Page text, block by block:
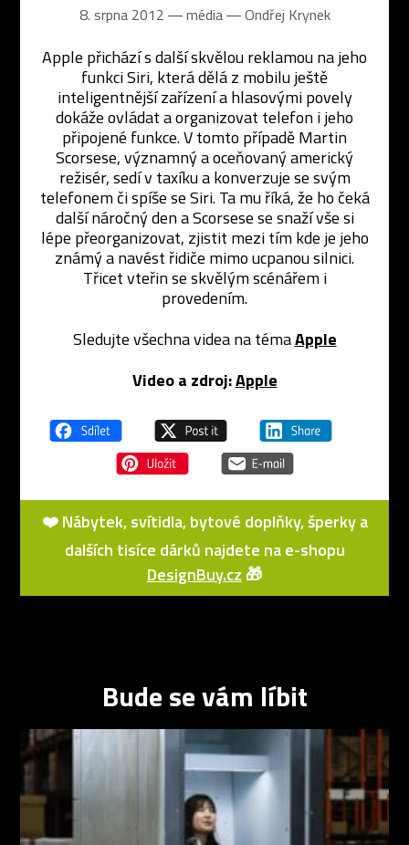
8. srpna 2012 ― média ―Ondřej Krynek
Apple přichází s další skvělou reklamou na jeho
funkci Siri, která dělá z mobilu ještě
inteligentnější zařízení a hlasovými povely
dokáže ovládat a organizovat telefon i jeho
připojené funkce. V tomto případě Martin
Scorsese, významný a oceňovaný americký
režisér, sedí v taxíku a konverzuje se svým
telefonem či spíše se Siri. Ta mu říká, že ho čeká
další náročný den a Scorsese se snaží vše si
lépe přeorganizovat, zjistit mezi tím kde je jeho
známý a navést řidiče mimo ucpanou silnici.
Třicet vteřin se skvělým scénářem i
provedením.
Sledujte všechna videa na témaApple
Video a zdroj:Apple
❤️ Nábytek, svítidla, bytové doplňky, šperky a
dalších tisíce dárků najdete na e-shopu
DesignBuy.cz 🎁
Bude se vám líbit